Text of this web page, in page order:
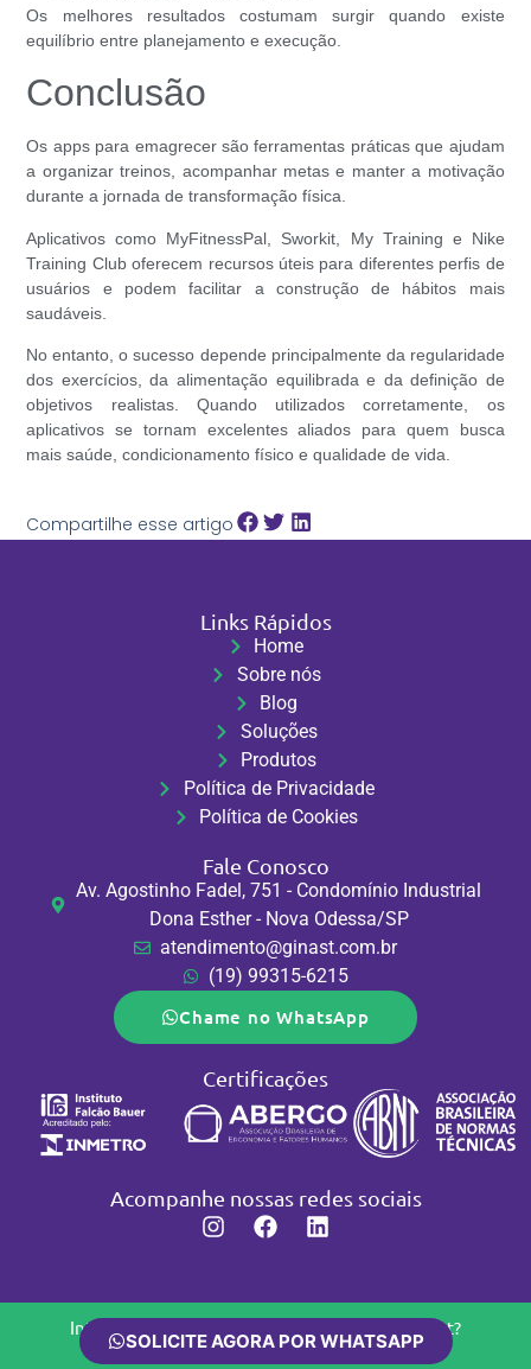
Os melhores resultados costumam surgir quando existe
equilíbrio entre planejamento e execução.
Conclusão
Os apps para emagrecer são ferramentas práticas que ajudam
a organizar treinos, acompanhar metas e manter a motivação
durante a jornada de transformação física.
Aplicativos como MyFitnessPal, Sworkit, My Training e Nike
Training Club oferecem recursos úteis para diferentes perfis de
usuários e podem facilitar a construção de hábitos mais
saudáveis.
No entanto, o sucesso depende principalmente da regularidade
dos exercícios, da alimentação equilibrada e da definição de
objetivos realistas. Quando utilizados corretamente, os
aplicativos se tornam excelentes aliados para quem busca
mais saúde, condicionamento físico e qualidade de vida.
Compartilhe esse artigo
Links Rápidos
Home
Sobre nós
Blog
Soluções
Produtos
Política de Privacidade
Política de Cookies
Fale Conosco
Av. Agostinho Fadel, 751 - Condomínio Industrial
Dona Esther - Nova Odessa/SP
atendimento@ginast.com.br
(19) 99315-6215
Chame no WhatsApp
Certificações
Acompanhe nossas redes sociais
Interessado em conhecer os produtos da Ginast?
SOLICITE AGORA POR WHATSAPP